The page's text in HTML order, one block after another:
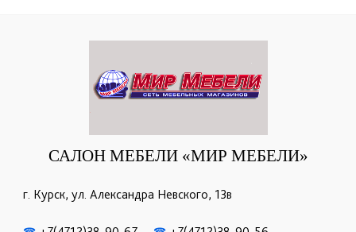
САЛОН МЕБЕЛИ «МИР МЕБЕЛИ»
г. Курск, ул. Александра Невского, 13в